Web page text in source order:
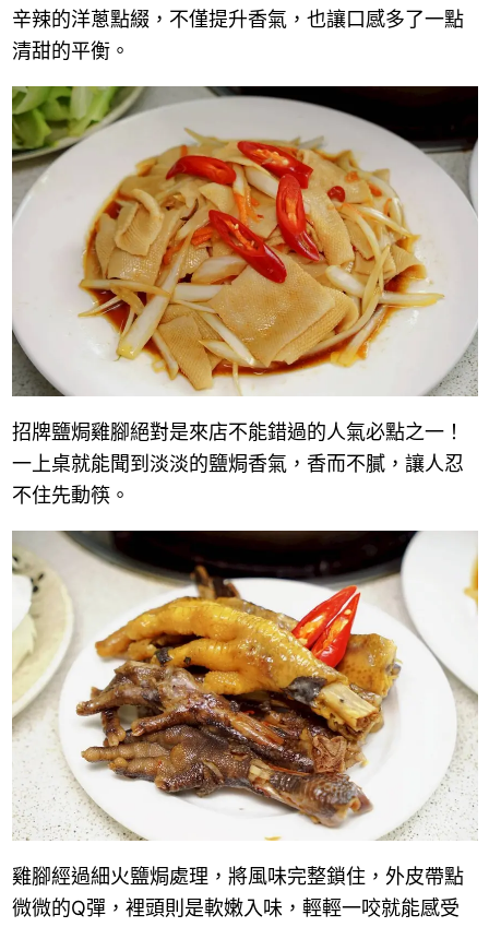
辛辣的洋蔥點綴，不僅提升香氣，也讓口感多了一點
清甜的平衡。
招牌鹽焗雞腳絕對是來店不能錯過的人氣必點之一！
一上桌就能聞到淡淡的鹽焗香氣，香而不膩，讓人忍
不住先動筷。
雞腳經過細火鹽焗處理，將風味完整鎖住，外皮帶點
微微的Q彈，裡頭則是軟嫩入味，輕輕一咬就能感受